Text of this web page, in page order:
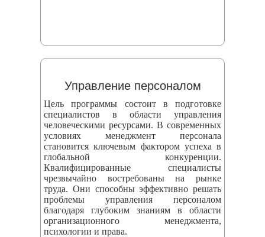
Управление персоналом
Цель программы состоит в подготовке
специалистов в области управления
человеческими ресурсами. В современных
условиях менеджмент персонала
становится ключевым фактором успеха в
глобальной конкуренции.
Квалифицированные специалисты
чрезвычайно востребованы на рынке
труда. Они способны эффективно решать
проблемы управления персоналом
благодаря глубоким знаниям в области
организационного менеджмента,
психологии и права.